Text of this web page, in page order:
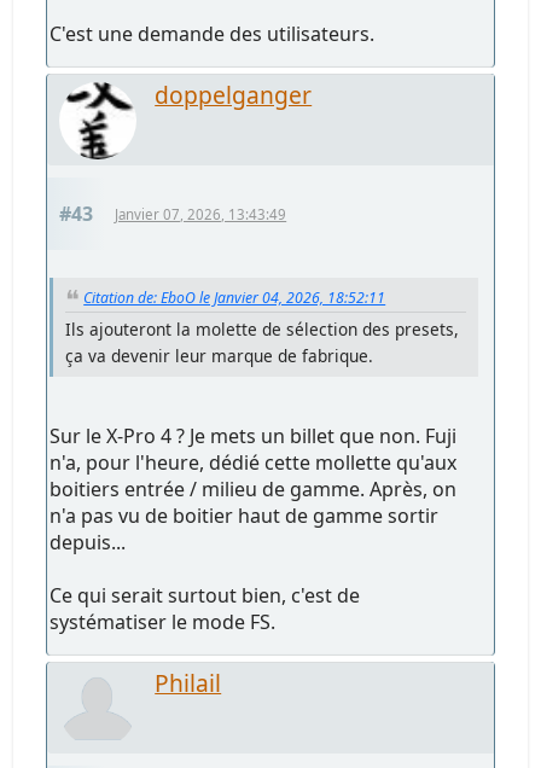
C'est une demande des utilisateurs.
doppelganger
#43 Janvier 07, 2026, 13:43:49
Citation de: EboO le Janvier 04, 2026, 18:52:11
Ils ajouteront la molette de sélection des presets,
ça va devenir leur marque de fabrique.
Sur le X-Pro 4 ? Je mets un billet que non. Fuji
n'a, pour l'heure, dédié cette mollette qu'aux
boitiers entrée / milieu de gamme. Après, on
n'a pas vu de boitier haut de gamme sortir
depuis...
Ce qui serait surtout bien, c'est de
systématiser le mode FS.
Philail